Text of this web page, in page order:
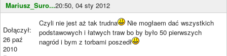
Mariusz_Suro...20:50, 04 sty 2012
Dołączył:
26 paź
2010
Czyli nie jest aż tak trudna
Nie mogłaem dać wszystkich
podstawowych i łatwych traw bo by było 50 pierwszych
nagród i bym z torbami poszedł